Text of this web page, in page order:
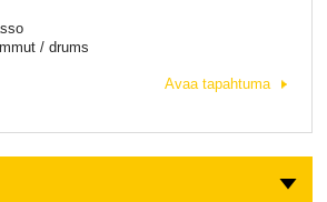
/ drums
Avaa tapahtuma